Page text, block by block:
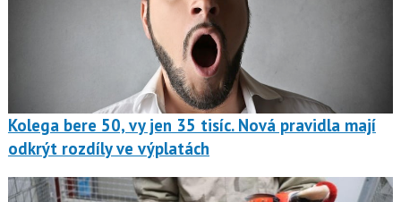
Kolega bere 50, vy jen 35 tisíc. Nová pravidla mají
odkrýt rozdíly ve výplatách